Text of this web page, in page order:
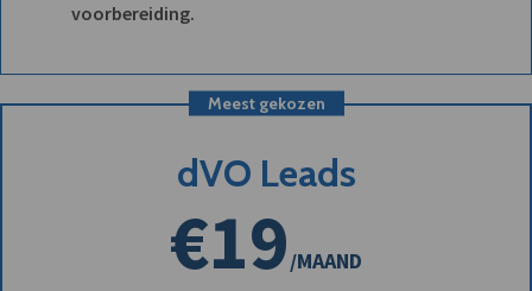
voorbereiding.
Meest gekozen
dVO Leads
€19/MAAND